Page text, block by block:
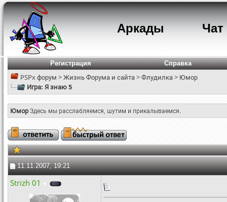
Аркады Чат
Регистрация Справка
PSPx форум >Жизнь Форума и сайта>Флудилка> Юмор
Игра: Я знаю 5
ЮморЗдесь мы расслабляемся, шутим и прикалываемся.
11.11.2007, 19:21
Strizh 01